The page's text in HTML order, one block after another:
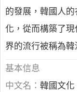
的發展，韓國人
化，從而構築了
界的流行被稱為韓
基本信息
中文名： 韓國文化